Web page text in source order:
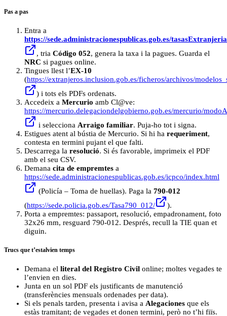
Pas a pas
Entra a
https://sede.administracionespublicas.gob.es/
, tria Código 052, genera la taxa i la pagues. Guarda el
NRC si pagues online.
Tingues llest l’EX-10
(https://extranjeros.inclusion.gob.es/ficheros/archivos/
) i tots els PDFs ordenats.
Accedeix a Mercurio amb Cl@ve:
https://mercurio.delegaciondelgobierno.gob.es/mercurio/
i selecciona Arraigo familiar. Puja-ho tot i signa.
Estigues atent al bústia de Mercurio. Si hi ha requeriment,
contesta en termini pujant el que falti.
Descarrega la resolució. Si és favorable, imprimeix el PDF
amb el seu CSV.
Demana cita de empremtes a
https://sede.administracionespublicas.gob.es/icpco/index.html
(Policía – Toma de huellas). Paga la 790-012
(https://sede.policia.gob.es/Tasa790_012/
).
Porta a empremtes: passaport, resolució, empadronament, foto
32x26 mm, resguard 790-012. Després, recull la TIE quan et
diguin.
Trucs que t’estalvien temps
Demana el literal del Registro Civil online; moltes vegades te
l’envien en dies.
Junta en un sol PDF els justificants de manutenció
(transferències mensuals ordenades per data).
Si els penals tarden, presenta i avisa a Alegaciones que els
estàs tramitant; de vegades et donen termini, però no t’hi fiïs.